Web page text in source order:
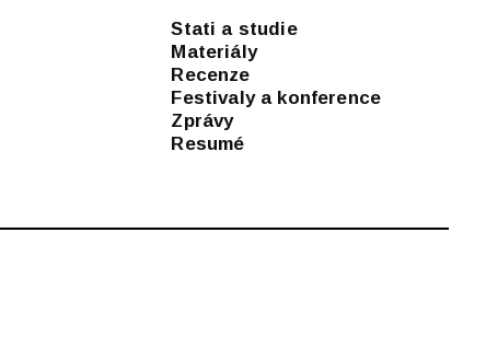
Stati a studie
Materiály
Recenze
Festivaly a konference
Zprávy
Resumé